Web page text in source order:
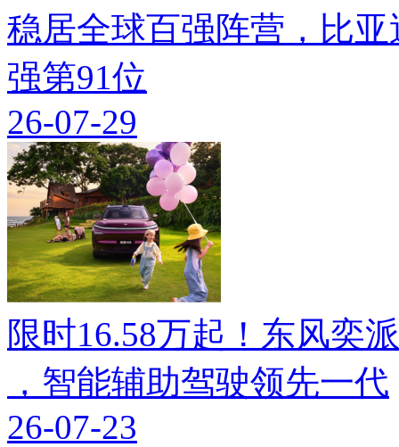
稳居全球百强阵营，比
强第91位
26-07-29
限时16.58万起！东风奕
，智能辅助驾驶领先一代
26-07-23